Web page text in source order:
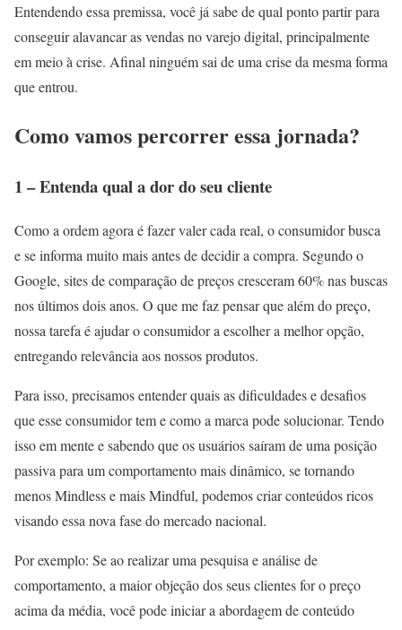
Entendendo essa premissa, você já sabe de qual ponto partir para
conseguir alavancar as vendas no varejo digital, principalmente
em meio à crise. Afinal ninguém sai de uma crise da mesma forma
que entrou.
Como vamos percorrer essa jornada?
1 – Entenda qual a dor do seu cliente
Como a ordem agora é fazer valer cada real, o consumidor busca
e se informa muito mais antes de decidir a compra. Segundo o
Google, sites de comparação de preços cresceram 60% nas buscas
nos últimos dois anos. O que me faz pensar que além do preço,
nossa tarefa é ajudar o consumidor a escolher a melhor opção,
entregando relevância aos nossos produtos.
Para isso, precisamos entender quais as dificuldades e desafios
que esse consumidor tem e como a marca pode solucionar. Tendo
isso em mente e sabendo que os usuários saíram de uma posição
passiva para um comportamento mais dinâmico, se tornando
menos Mindless e mais Mindful, podemos criar conteúdos ricos
visando essa nova fase do mercado nacional.
Por exemplo: Se ao realizar uma pesquisa e análise de
comportamento, a maior objeção dos seus clientes for o preço
acima da média, você pode iniciar a abordagem de conteúdo